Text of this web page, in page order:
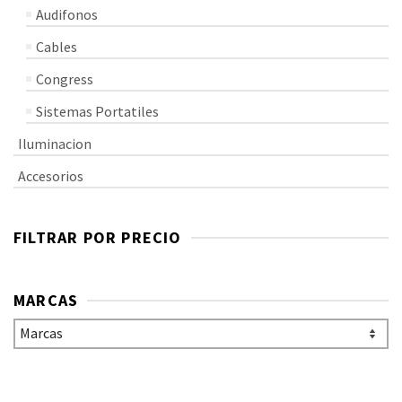
Audifonos
Cables
Congress
Sistemas Portatiles
Iluminacion
Accesorios
FILTRAR POR PRECIO
MARCAS